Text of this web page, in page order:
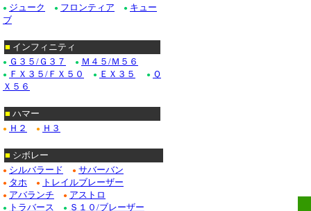
● ジューク ● フロンティア ● キュー
ブ
■ インフィニティ
● Ｇ３５/Ｇ３７ ● Ｍ４５/Ｍ５６
● ＦＸ３５/ＦＸ５０ ● ＥＸ３５ ● Ｑ
Ｘ５６
■ ハマー
● Ｈ２ ● Ｈ３
■ シボレー
● シルバラード ● サバーバン
● タホ ● トレイルブレーザー
● アバランチ ● アストロ
● トラバース ● Ｓ１０/ブレーザー